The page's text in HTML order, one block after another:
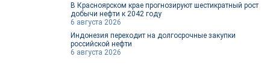
В Красноярском крае прогнозируют шестикратный рост
добычи нефти к 2042 году
6 августа 2026
Индонезия переходит на долгосрочные закупки
российской нефти
6 августа 2026